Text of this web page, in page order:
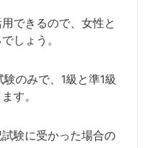
できるので、女性と
しょう。
のみで、1級と準1級
す。
験に受かった場合の